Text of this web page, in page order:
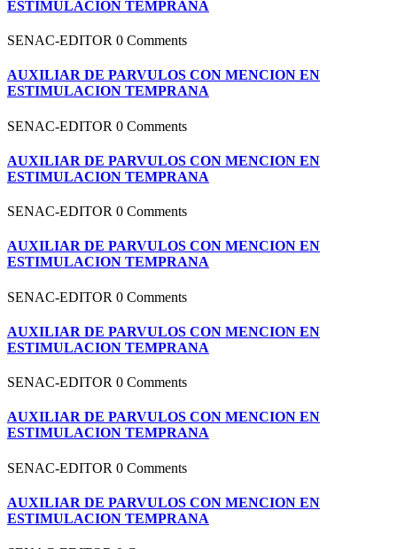
ESTIMULACION TEMPRANA
SENAC-EDITOR 0 Comments
AUXILIAR DE PARVULOS CON MENCION EN
ESTIMULACION TEMPRANA
SENAC-EDITOR 0 Comments
AUXILIAR DE PARVULOS CON MENCION EN
ESTIMULACION TEMPRANA
SENAC-EDITOR 0 Comments
AUXILIAR DE PARVULOS CON MENCION EN
ESTIMULACION TEMPRANA
SENAC-EDITOR 0 Comments
AUXILIAR DE PARVULOS CON MENCION EN
ESTIMULACION TEMPRANA
SENAC-EDITOR 0 Comments
AUXILIAR DE PARVULOS CON MENCION EN
ESTIMULACION TEMPRANA
SENAC-EDITOR 0 Comments
AUXILIAR DE PARVULOS CON MENCION EN
ESTIMULACION TEMPRANA